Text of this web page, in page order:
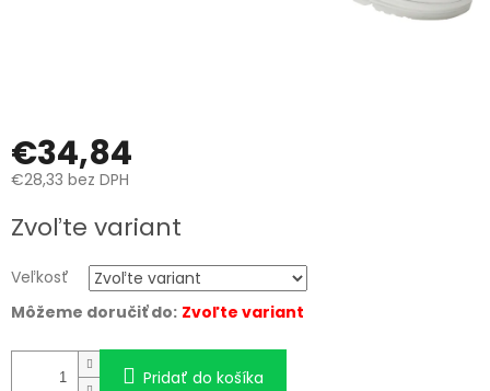
€34,84
€28,33 bez DPH
cena:
Zvoľte variant
Veľkosť
Môžeme doručiť do: Zvoľte variant
Pridať do košíka